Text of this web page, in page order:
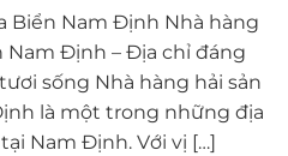
Biển Nam Định Nhà hàng
Nam Định – Địa chỉ đáng
sống Nhà hàng hải sản
là một trong những địa
Nam Định. Với vị […]